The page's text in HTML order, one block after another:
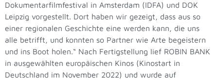
Dokumentarfilmfestival in Amsterdam (IDFA) und DOK
Leipzig vorgestellt. Dort haben wir gezeigt, dass aus so
einer regionalen Geschichte eine werden kann, die uns
alle betrifft, und konnten so Partner wie Arte begeistern
und ins Boot holen.“ Nach Fertigstellung lief ROBIN BANK
in ausgewählten europäischen Kinos (Kinostart in
Deutschland im November 2022) und wurde auf